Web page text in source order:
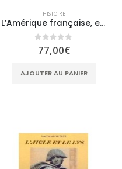
HISTOIRE
L’Amérique française, enjeu européen 1524-1804
0sur 5
77,00€
AJOUTER AU PANIER